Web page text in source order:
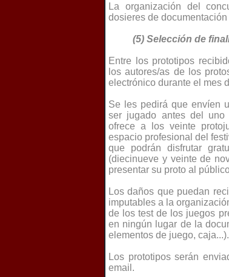
La organización del
dosieres de
(5) Selección de
Entre los prototipos
los autores/as de los
electrónico durante el mes
Se les pedirá que envíen
ser jugado antes del uno
ofrece a los veinte
espacio profesional del
que podrán disfrutar
(diecinueve y veinte de
presentar su proto al
Los daños que puedan
imputables a la
de los test de los juegos
en ningún lugar de la
elementos de juego, caja...).
Los prototipos serán
email.